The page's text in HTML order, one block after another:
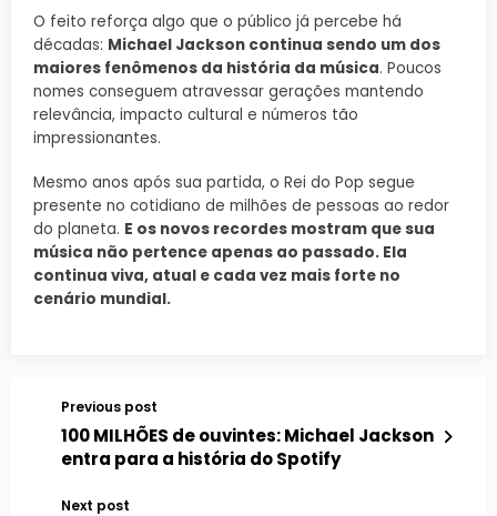
O feito reforça algo que o público já percebe há
décadas: Michael Jackson continua sendo um dos
maiores fenômenos da história da música. Poucos
nomes conseguem atravessar gerações mantendo
relevância, impacto cultural e números tão
impressionantes.
Mesmo anos após sua partida, o Rei do Pop segue
presente no cotidiano de milhões de pessoas ao redor
do planeta. E os novos recordes mostram que sua
música não pertence apenas ao passado. Ela
continua viva, atual e cada vez mais forte no
cenário mundial.
Previous post
100 MILHÕES de ouvintes: Michael Jackson
entra para a história do Spotify
Next post